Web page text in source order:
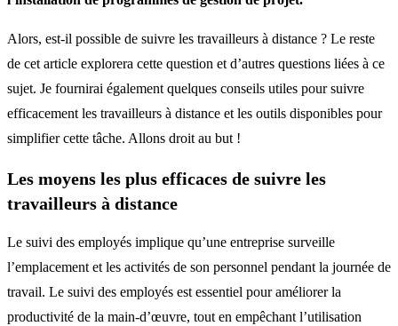
Alors, est-il possible de suivre les travailleurs à distance ? Le reste
de cet article explorera cette question et d’autres questions liées à ce
sujet. Je fournirai également quelques conseils utiles pour suivre
efficacement les travailleurs à distance et les outils disponibles pour
simplifier cette tâche. Allons droit au but !
Les moyens les plus efficaces de suivre les
travailleurs à distance
Le suivi des employés implique qu’une entreprise surveille
l’emplacement et les activités de son personnel pendant la journée de
travail. Le suivi des employés est essentiel pour améliorer la
productivité de la main-d’œuvre, tout en empêchant l’utilisation